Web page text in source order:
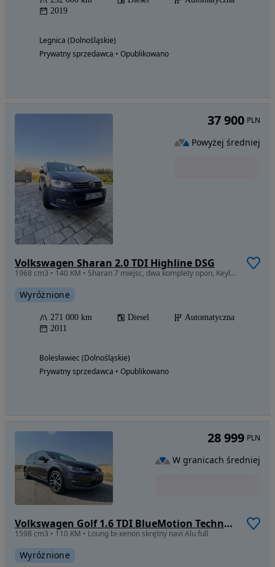
2019
Legnica (Dolnośląskie)
Prywatny sprzedawca • Opublikowano
Volkswagen Sharan 2.0 TDI Highline DSG
1968 cm3 • 140 KM • Sharan 7 miejsc, dwa komplety opon, Keyless Access, hak, prywatnie
Wyróżnione
271 000 km Diesel
Automatyczna
2011
Bolesławiec (Dolnośląskie)
Prywatny sprzedawca • Opublikowano
37 900 PLN
Powyżej średniej
Volkswagen Golf 1.6 TDI BlueMotion Technology Lounge
1598 cm3 • 110 KM • Loung bi-xenon skrętny navi Alu full
Wyróżnione
28 999 PLN
W granicach średniej